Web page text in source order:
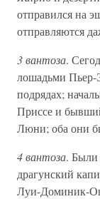
отправился на
отправляются
3 вантоза.
лошадьми Пьер-
подрядах;
Приссе и
Люни; оба они
4 вантоза.
драгунский
Луи-Доминик-